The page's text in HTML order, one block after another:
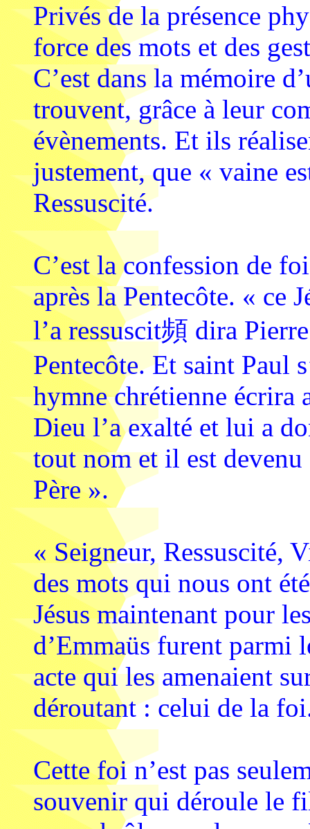
Privés de la présence
force des mots et des
C’est dans la mémoire
trouvent, grâce à leur
évènements. Et ils
justement, que « vaine
Ressuscité.
C’est la confession de
après la Pentecôte. « ce
l’a ressuscit頻 dira
Pentecôte. Et saint Paul
hymne chrétienne écrira
Dieu l’a exalté et lui a
tout nom et il est
Père ».
« Seigneur, Ressuscité,
des mots qui nous ont
Jésus maintenant pour
d’Emmaüs furent parmi
acte qui les amenaient
déroutant : celui de la
Cette foi n’est pas
souvenir qui déroule le